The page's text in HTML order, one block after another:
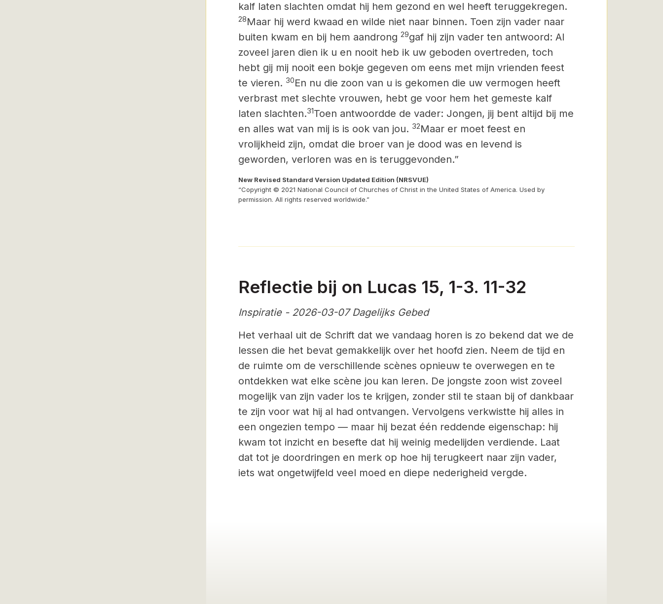
kalf laten slachten omdat hij hem gezond en wel heeft teruggekregen.
28Maar hij werd kwaad en wilde niet naar binnen. Toen zijn vader naar
buiten kwam en bij hem aandrong 29gaf hij zijn vader ten antwoord: Al
zoveel jaren dien ik u en nooit heb ik uw geboden overtreden, toch
hebt gij mij nooit een bokje gegeven om eens met mijn vrienden feest
te vieren. 30En nu die zoon van u is gekomen die uw vermogen heeft
verbrast met slechte vrouwen, hebt ge voor hem het gemeste kalf
laten slachten.31Toen antwoordde de vader: Jongen, jij bent altijd bij me
en alles wat van mij is is ook van jou. 32Maar er moet feest en
vrolijkheid zijn, omdat die broer van je dood was en levend is
geworden, verloren was en is teruggevonden.”
New Revised Standard Version Updated Edition (NRSVUE)
“Copyright © 2021 National Council of Churches of Christ in the United States of America. Used by
permission. All rights reserved worldwide.”
Reflectie bij on Lucas 15, 1-3. 11-32
Inspiratie - 2026-03-07 Dagelijks Gebed
Het verhaal uit de Schrift dat we vandaag horen is zo bekend dat we de
lessen die het bevat gemakkelijk over het hoofd zien. Neem de tijd en
de ruimte om de verschillende scènes opnieuw te overwegen en te
ontdekken wat elke scène jou kan leren. De jongste zoon wist zoveel
mogelijk van zijn vader los te krijgen, zonder stil te staan bij of dankbaar
te zijn voor wat hij al had ontvangen. Vervolgens verkwistte hij alles in
een ongezien tempo — maar hij bezat één reddende eigenschap: hij
kwam tot inzicht en besefte dat hij weinig medelijden verdiende. Laat
dat tot je doordringen en merk op hoe hij terugkeert naar zijn vader,
iets wat ongetwijfeld veel moed en diepe nederigheid vergde.